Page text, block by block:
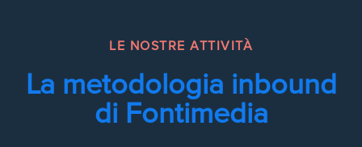
LE NOSTRE ATTIVITÀ
La metodologia inbound
di Fontimedia